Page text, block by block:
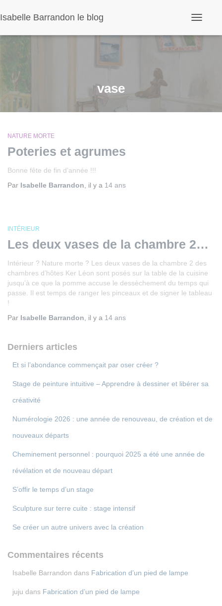
Isabelle Barrandon le blog
vase
NATURE MORTE
Poteries et agrumes
Bonne fête de fin d’année !!!
Par Isabelle Barrandon , il y a 14 ans
INTÉRIEUR
Les deux vases de la chambre 2…
Intérieur ? Nature morte ? Les deux vases de la chambre 2 des
chambres d’hôtes Ker Léon sont posés sur la table de la cuisine
jusqu’à ce que la pomme accuse le dessèchement du temps qui
passe. Il est temps de ranger les pinceaux et de signer le tableau
!
Par Isabelle Barrandon , il y a 14 ans
Derniers articles
Et si l’abondance commençait par oser créer ?
Stage de peinture intuitive – Apprendre à dessiner et libérer sa
créativité
Numérologie 2026 : une année de renouveau, de création et de
nouveaux départs
Cheminement personnel : pourquoi 2025 a été une année de
révélation et de nouveau départ
S’offir le temps d’un stage
Sculpture sur terre cuite : stage intensif
Se créer un autre univers avec la création
Commentaires récents
Isabelle Barrandon dans Fabrication d’un pied de lampe
juju dans Fabrication d’un pied de lampe